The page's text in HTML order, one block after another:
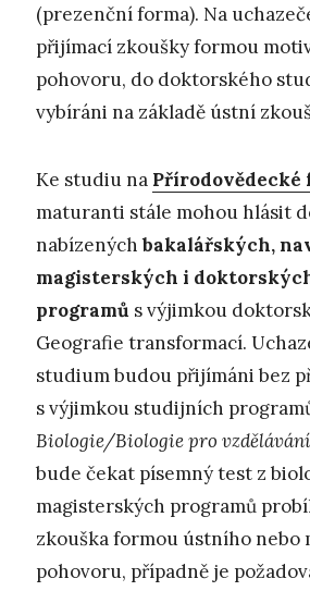
(prezenční forma). Na
přijímací zkoušky formou
pohovoru, do doktorského
vybíráni na základě ústní
Ke studiu na Přírodovědecké
maturanti stále mohou hlásit
nabízenýchbakalářských,
magisterských i
programů s výjimkou
Geografie transformací.
studium budou přijímáni bez
s výjimkou studijních
Biologie/Biologie pro vzdělávání
bude čekat písemný test z
magisterských programů
zkouška formou ústního nebo
pohovoru, případně je